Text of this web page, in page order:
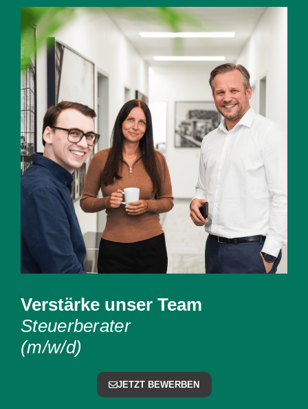
Verstärke unser Team
Steuerberater
(m/w/d)
JETZT BEWERBEN